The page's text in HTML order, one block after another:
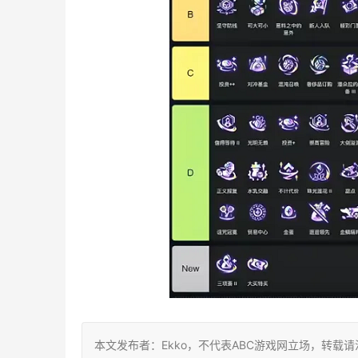
本文发布者：Ekko，不代表ABC游戏网立场，转载